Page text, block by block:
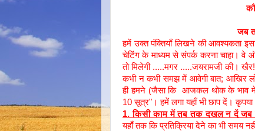
जब
हमें उक्त पंक्तियाँ लिखने की आवश्यकता
चेटिंग के माध्यम से संपर्क करना चाहा।
तो मिलेगी .....मगर .....जयरामजी की। खैर!
कभी न कभी समझ में आवेगी बात; आखिर
ही हमने (जैसा कि आजकल थोक के भाव में
10 सूत्र"। हमें लगा यहाँ भी छाप दें।
1. किसी काम में तब तक दखल न दें
यहाँ तक कि प्रतिक्रिया देने का भी समय